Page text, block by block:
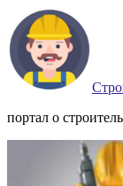
портал о